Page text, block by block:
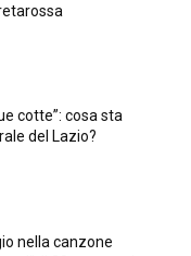
cotte”: cosa sta
del Lazio?
nella canzone